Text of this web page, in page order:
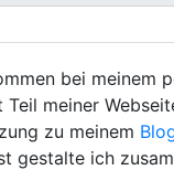
bei meinem
Teil meiner
zu meinem
gestalte ich